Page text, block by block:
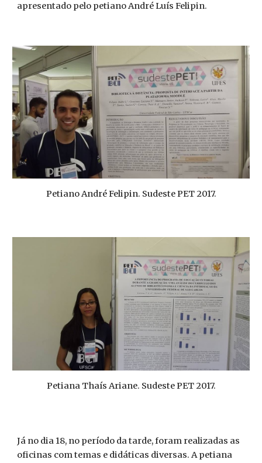
apresentado pelo petiano André Luís Felipin.
Petiano André Felipin. Sudeste PET 2017.
Petiana Thaís Ariane. Sudeste PET 2017.
Já no dia 18, no período da tarde, foram realizadas as
oficinas com temas e didáticas diversas. A petiana